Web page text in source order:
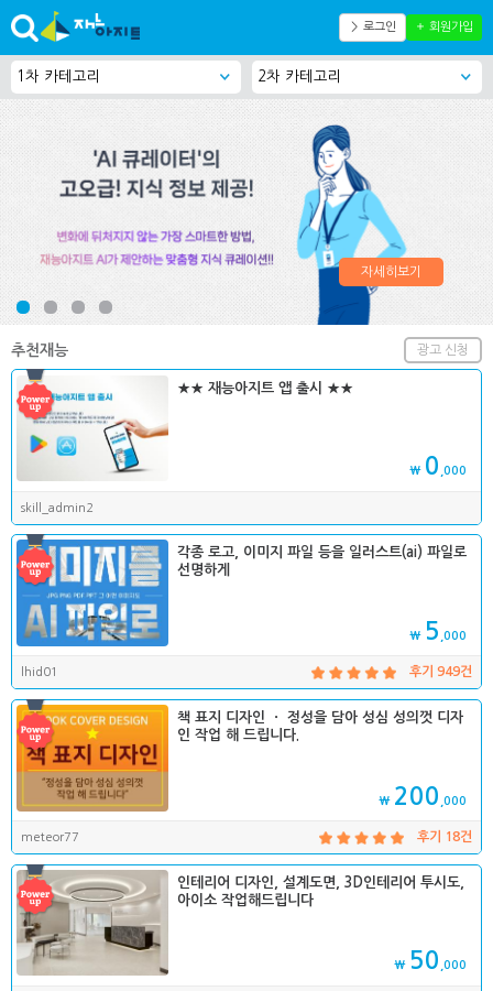
＞ 로그인 ＋ 회원가입
자세히보기
광고 신청
추천재능
★★ 재능아지트 앱 출시 ★★
₩ 0 ,000
skill_admin2
각종 로고, 이미지 파일 등을 일러스트(ai) 파일로
선명하게
₩ 5 ,000
lhid01 후기 949건
책 표지 디자인 ㆍ 정성을 담아 성심 성의껏 디자
인 작업 해 드립니다.
₩ 200 ,000
meteor77 후기 18건
인테리어 디자인, 설계도면, 3D인테리어 투시도,
아이소 작업해드립니다
₩ 50 ,000